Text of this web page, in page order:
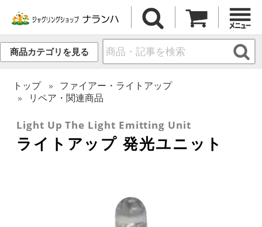
商品カテゴリを見る
トップ
ファイアー・ライトアップ
リペア・関連商品
Light Up The Light Emitting Unit
ライトアップ 発光ユニット